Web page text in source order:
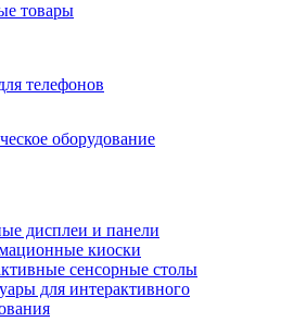
товары
телефонов
оборудование
дисплеи и панели
киоски
сенсорные столы
для интерактивного